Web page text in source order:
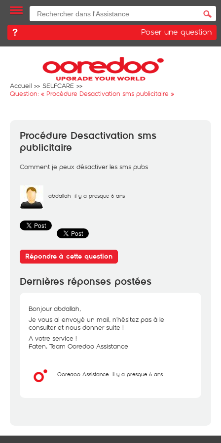
Poser une question
Accueil
SELFCARE
Question: « Procédure Desactivation sms publicitaire »
Procédure Desactivation sms
publicitaire
Comment je peux désactiver les sms pubs
abdallah il y a presque 6 ans
Répondre à cette question
Dernières réponses postées
Bonjour abdallah,
Je vous ai envoyé un mail, n’hésitez pas à le
consulter et nous donner suite !
A votre service !
Faten, Team Ooredoo Assistance
Ooredoo Assistance il y a presque 6 ans